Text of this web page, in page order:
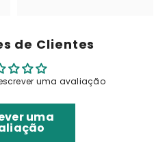
de Clientes
uma avaliação
uma